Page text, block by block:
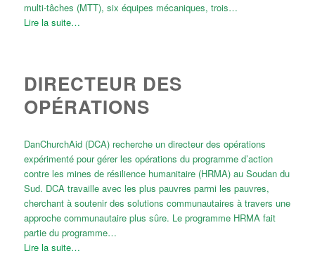
multi-tâches (MTT), six équipes mécaniques, trois…
Lire la suite…
DIRECTEUR DES
OPÉRATIONS
DanChurchAid (DCA) recherche un directeur des opérations
expérimenté pour gérer les opérations du programme d’action
contre les mines de résilience humanitaire (HRMA) au Soudan du
Sud. DCA travaille avec les plus pauvres parmi les pauvres,
cherchant à soutenir des solutions communautaires à travers une
approche communautaire plus sûre. Le programme HRMA fait
partie du programme…
Lire la suite…